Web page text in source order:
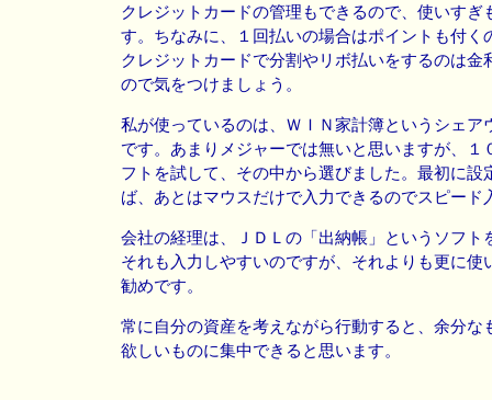
クレジットカードの管理もできるので、使いすぎ
す。ちなみに、１回払いの場合はポイントも付く
クレジットカードで分割やリボ払いをするのは金
ので気をつけましょう。
私が使っているのは、ＷＩＮ家計簿というシェア
です。あまりメジャーでは無いと思いますが、１
フトを試して、その中から選びました。最初に設
ば、あとはマウスだけで入力できるのでスピード
会社の経理は、ＪＤＬの「出納帳」というソフト
それも入力しやすいのですが、それよりも更に使
勧めです。
常に自分の資産を考えながら行動すると、余分な
欲しいものに集中できると思います。